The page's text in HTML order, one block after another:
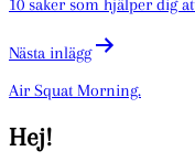
10 saker som hjälper dig
Nästa inlägg
Air Squat Morning.
Hej!